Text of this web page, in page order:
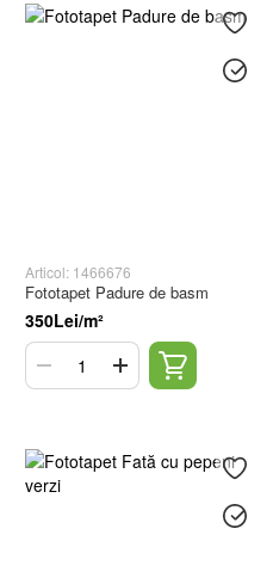
Articol: 1466676
Fototapet Padure de basm
350Lei/m²